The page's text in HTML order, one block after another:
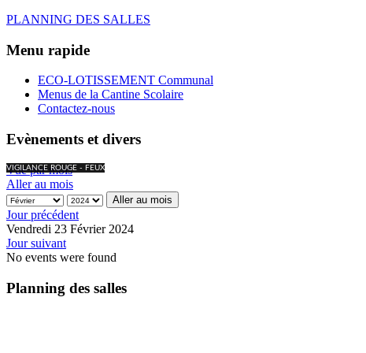
PLANNING DES SALLES
Menu rapide
ECO-LOTISSEMENT Communal
Menus de la Cantine Scolaire
Contactez-nous
Evènements et divers
VIGILANCE ROUGE - FEUX
Vue par mois
Aller au mois
Aller au mois
Jour précédent
Vendredi 23 Février 2024
Jour suivant
No events were found
Planning des salles